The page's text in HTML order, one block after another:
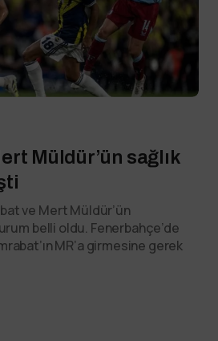
Müldür’ün sağlık
ve Mert Müldür’ün
belli oldu. Fenerbahçe’de
MR’a girmesine gerek